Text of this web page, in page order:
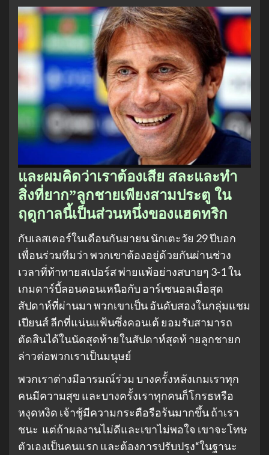
และผมคิดว่าเราต้องเสีย สละและทำ
สิ่งที่ยาก”ลูกชายเพียงสามประตู ใน
ฤดูกาลนี้เป็นส่วนหนึ่งของแฮตทริก
กับเลสเตอร์ในเดือนกันยายน นักเตะวัย 29 ปีบอก
เพื่อนร่วมทีมว่า พวกเขาต้องอยู่ด้วยกันผ่านช่วง
เวลาที่ท้าทายสเปอร์ส พ่ายแพ้อย่างสบายๆ 3-1 ใน
เกมดาร์บี้ลอนดอนเหนือกับ อาร์เซนอลเมื่อสุด
สัปดาห์ที่ผ่านมา พวกเขาเป็น อันดับสองในกลุ่มแชม
เปียนส์ ลีกที่แน่นแฟ้นซึ่งคอนเต้ ยอมรับสามารถ
ตัดสินได้ในนัดสุดท้ายในสัปดาห์สุดท้ ายลูกชายก
ล่าวต่อพวกเราเป็นมนุษย์
พวกเราต่างมีอารมณ์ร่วม บางครั้งหลังเกมเราทุก
คนมีความสุข และบางครั้งเราทุกคนก็โกรธหรือ
หงุดหงิด เจ้าชู้มีความกระตือรือร้นมากขึ้น ถ้าเรา
ชนะ แต่ถ้าผลงานไม่ดีและเขาไม่พอใจ เขาจะโทษ
ตัวเองเป็นคนแรก และต้องการปรับปรุง“ในฐานะ